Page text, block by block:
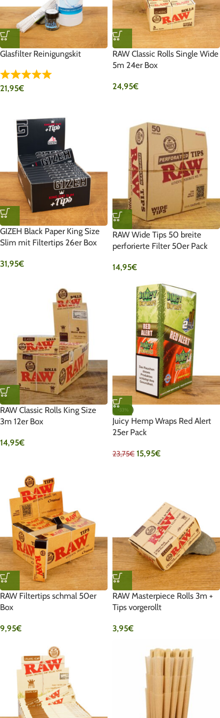
Glasfilter Reinigungskit
21,95€
RAW Classic Rolls Single Wide
5m 24er Box
24,95€
GIZEH Black Paper King Size
Slim mit Filtertips 26er Box
31,95€
RAW Wide Tips 50 breite
perforierte Filter 50er Pack
14,95€
RAW Classic Rolls King Size
3m 12er Box
14,95€
-33%
Juicy Hemp Wraps Red Alert
25er Pack
23,75€ 15,95€
RAW Filtertips schmal 50er
Box
9,95€
RAW Masterpiece Rolls 3m +
Tips vorgerollt
3,95€